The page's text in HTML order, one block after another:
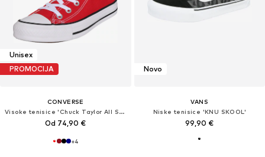
Unisex
PROMOCIJA
CONVERSE
Visoke tenisice 'Chuck Taylor All Star'
Od 74,90 €
+4
Novo
VANS
Niske tenisice 'KNU SKOOL'
99,90 €